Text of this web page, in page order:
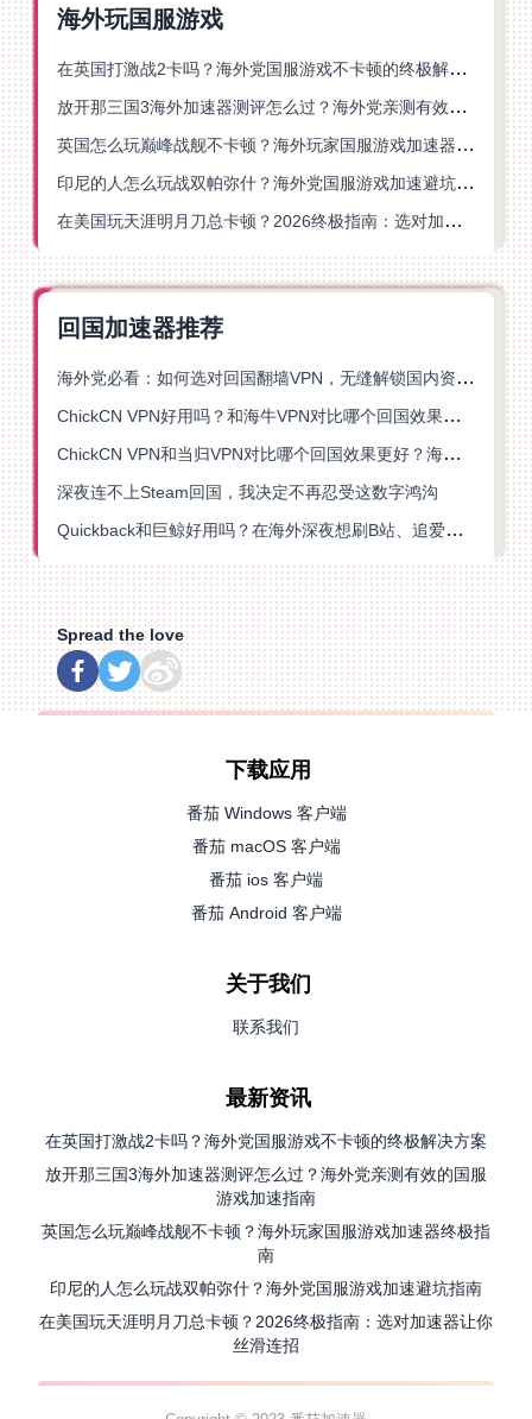
海外玩国服游戏
在英国打激战2卡吗？海外党国服游戏不卡顿的终极解决方案
放开那三国3海外加速器测评怎么过？海外党亲测有效的国服游戏加速指南
英国怎么玩巅峰战舰不卡顿？海外玩家国服游戏加速器终极指南
印尼的人怎么玩战双帕弥什？海外党国服游戏加速避坑指南
在美国玩天涯明月刀总卡顿？2026终极指南：选对加速器让你丝滑连招
回国加速器推荐
海外党必看：如何选对回国翻墙VPN，无缝解锁国内资源？
ChickCN VPN好用吗？和海牛VPN对比哪个回国效果更好？
ChickCN VPN和当归VPN对比哪个回国效果更好？海外党亲测后选了它
深夜连不上Steam回国，我决定不再忍受这数字鸿沟
Quickback和巨鲸好用吗？在海外深夜想刷B站、追爱奇艺的你，或许正需要这份答案
Spread the love
下载应用
番茄 Windows 客户端
番茄 macOS 客户端
番茄 ios 客户端
番茄 Android 客户端
关于我们
联系我们
最新资讯
在英国打激战2卡吗？海外党国服游戏不卡顿的终极解决方案
放开那三国3海外加速器测评怎么过？海外党亲测有效的国服
游戏加速指南
英国怎么玩巅峰战舰不卡顿？海外玩家国服游戏加速器终极指
南
印尼的人怎么玩战双帕弥什？海外党国服游戏加速避坑指南
在美国玩天涯明月刀总卡顿？2026终极指南：选对加速器让你
丝滑连招